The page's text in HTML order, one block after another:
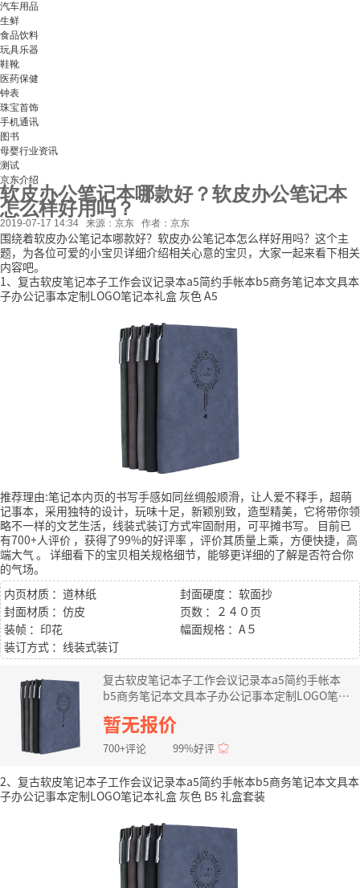
汽车用品
生鲜
食品饮料
玩具乐器
鞋靴
医药保健
钟表
珠宝首饰
手机通讯
图书
母婴行业资讯
测试
京东介绍
软皮办公笔记本哪款好？软皮办公笔记本
怎么样好用吗？
2019-07-17 14:34 来源：京东 作者：京东
围绕着软皮办公笔记本哪款好？软皮办公笔记本怎么样好用吗？这个主
题，为各位可爱的小宝贝详细介绍相关心意的宝贝，大家一起来看下相关
内容吧。
1、复古软皮笔记本子工作会议记录本a5简约手帐本b5商务笔记本文具本
子办公记事本定制LOGO笔记本礼盒 灰色 A5
推荐理由:笔记本内页的书写手感如同丝绸般顺滑，让人爱不释手，超萌
记事本，采用独特的设计，玩味十足，新颖别致，造型精美，它将带你领
略不一样的文艺生活，线装式装订方式牢固耐用，可平摊书写。
目前已
有700+人评价 ，获得了99%的好评率 ，评价其质量上乘，方便快捷，高
端大气。 详细看下的宝贝相关规格细节，能够更详细的了解是否符合你
的气场。
内页材质 ：道林纸
封面硬度 ：软面抄
封面材质 ：仿皮
页数 ：２４０页
装帧 ：印花
幅面规格 ：A５
装订方式 ：线装式装订
复古软皮笔记本子工作会议记录本a5简约手帐本
b5商务笔记本文具本子办公记事本定制LOGO笔记
本礼盒 灰色 A5
暂无报价
700+评论 99%好评
2、复古软皮笔记本子工作会议记录本a5简约手帐本b5商务笔记本文具本
子办公记事本定制LOGO笔记本礼盒 灰色 B5 礼盒套装